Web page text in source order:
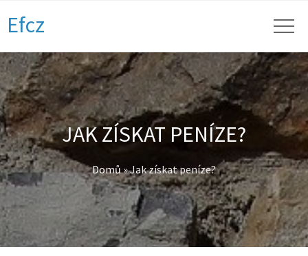
Efcz
JAK ZÍSKAT PENÍZE?
Domů»Jak získat peníze?